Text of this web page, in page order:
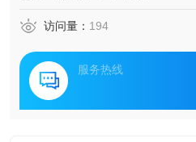
访问量： 194
服务热线